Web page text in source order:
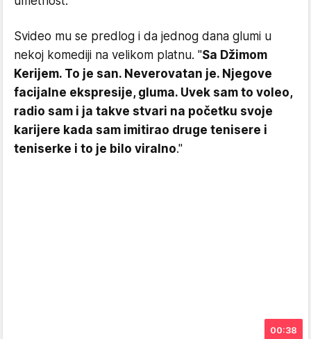
Svideo mu se predlog i da jednog dana glumi u
nekoj komediji na velikom platnu. "Sa Džimom
Kerijem. To je san. Neverovatan je. Njegove
facijalne ekspresije, gluma. Uvek sam to voleo,
radio sam i ja takve stvari na početku svoje
karijere kada sam imitirao druge tenisere i
teniserke i to je bilo viralno."
00:38